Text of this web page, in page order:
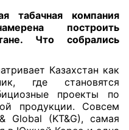
табачная компания
построить
Что собрались
Казахстан как
где становятся
проекты по
продукции. Совсем
Global (KT&G), самая